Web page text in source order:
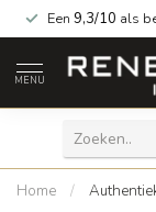
Een 9,3/10 als
MENU
Home /